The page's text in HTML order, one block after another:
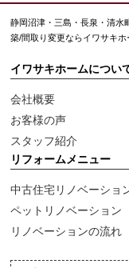
静岡沼津・三島・長泉・清水
築/間取り変更ならイワサキホ
イワサキホームについ
会社概要
お客様の声
スタッフ紹介
リフォームメニュー
中古住宅リノベーショ
ペットリノベーション
リノベーションの流れ